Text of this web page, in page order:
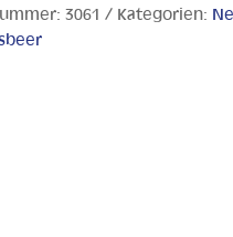
3061 Kategorien: